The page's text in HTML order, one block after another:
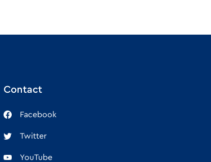
Contact
Facebook
Twitter
YouTube